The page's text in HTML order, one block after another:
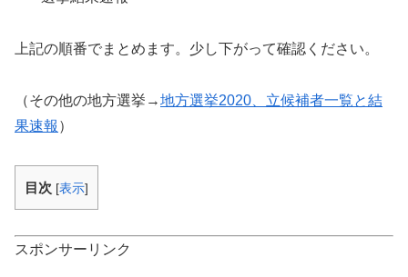
上記の順番でまとめます。少し下がって確認ください。
（その他の地方選挙→地方選挙2020、立候補者一覧と結
果速報 ）
目次 [表示]
スポンサーリンク